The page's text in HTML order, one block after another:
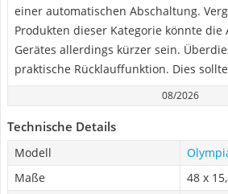
einer automatischen Abschaltung.
Produkten dieser Kategorie könnte die
Gerätes allerdings kürzer sein.
praktische Rücklauffunktion. Dies
08/2026
Technische Details
Modell
Maße
48 x